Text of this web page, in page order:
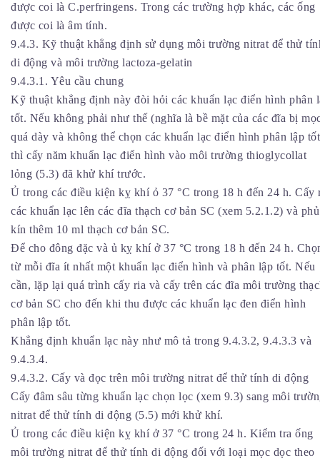
được coi là C.perfringens. Trong các trường hợp khác, các ống
được coi là âm tính.
9.4.3. Kỹ thuật khẳng định sử dụng môi trường nitrat để thử
di động và môi trường lactoza-gelatin
9.4.3.1. Yêu cầu chung
Kỹ thuật khẳng định này đòi hỏi các khuẩn lạc điển hình phân
tốt. Nếu không phải như thế (nghĩa là bề mặt của các đĩa bị
quá dày và không thể chọn các khuẩn lạc điển hình phân lập
thì cấy năm khuẩn lạc điển hình vào môi trường thioglycollat
lỏng (5.3) đã khử khí trước.
Ủ trong các điều kiện kỵ khí ỏ 37 °C trong 18 h đến 24 h. Cấy
các khuẩn lạc lên các đĩa thạch cơ bản SC (xem 5.2.1.2) và phủ
kín thêm 10 ml thạch cơ bản SC.
Để cho đông đặc và ủ kỵ khí ở 37 °C trong 18 h đến 24 h.
từ mỗi đĩa ít nhất một khuẩn lạc điển hình và phân lập tốt. Nếu
cần, lặp lại quá trình cấy ria và cấy trên các đĩa môi trường
cơ bản SC cho đến khi thu được các khuẩn lạc đen điển hình
phân lập tốt.
Khẳng định khuẩn lạc này như mô tả trong 9.4.3.2, 9.4.3.3 và
9.4.3.4.
9.4.3.2. Cấy và đọc trên môi trường nitrat để thử tính di động
Cấy đâm sâu từng khuẩn lạc chọn lọc (xem 9.3) sang môi
nitrat để thử tính di động (5.5) mới khử khí.
Ủ trong các điều kiện kỵ khí ở 37 °C trong 24 h. Kiểm tra ống
môi trường nitrat để thử tính di động đối với loại mọc dọc theo